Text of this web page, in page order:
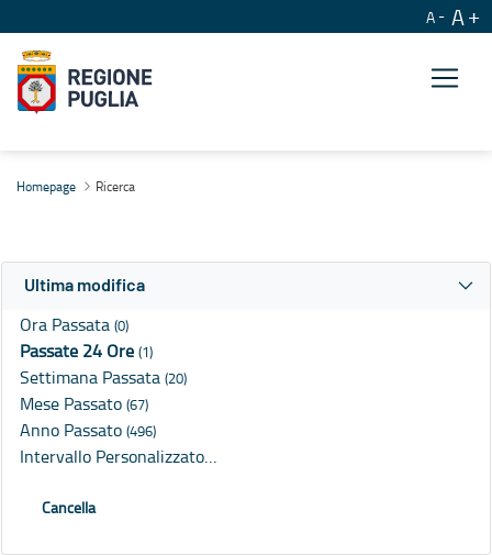
A A
Homepage Ricerca
Ultima modifica
Ora Passata (0)
Passate 24 Ore (1)
Settimana Passata (20)
Mese Passato (67)
Anno Passato (496)
Intervallo Personalizzato…
Cancella